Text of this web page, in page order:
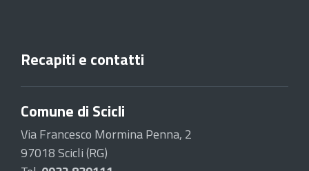
Recapiti e contatti
Comune di Scicli
Via Francesco Mormina Penna, 2
97018 Scicli (RG)